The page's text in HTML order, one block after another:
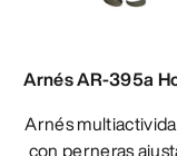
Arnés AR-395a
Arnés multiactividad (AR)